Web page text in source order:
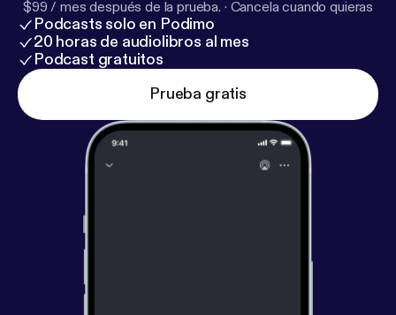
$99 / mes después de la prueba. · Cancela cuando quieras
Podcasts solo en Podimo
20 horas de audiolibros al mes
Podcast gratuitos
Prueba gratis